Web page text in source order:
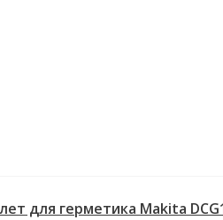
для герметика Makita